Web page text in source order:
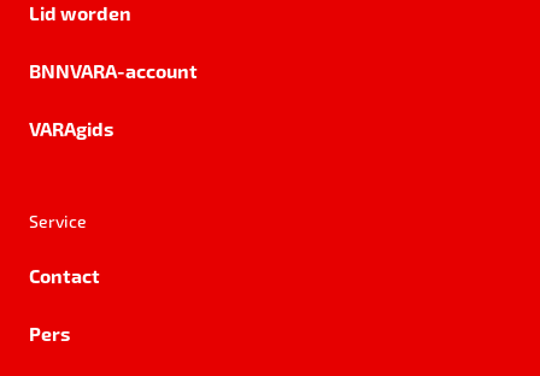
Lid worden
BNNVARA-account
VARAgids
Service
Contact
Pers